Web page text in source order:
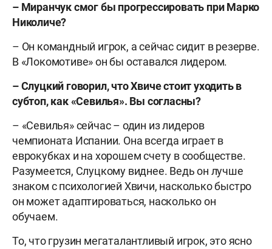
– Миранчук смог бы прогрессировать при Марко
Николиче?
– Он командный игрок, а сейчас сидит в резерве.
В «Локомотиве» он бы оставался лидером.
– Слуцкий говорил, что Хвиче стоит уходить в
субтоп, как «Севилья». Вы согласны?
– «Севилья» сейчас – один из лидеров
чемпионата Испании. Она всегда играет в
еврокубках и на хорошем счету в сообществе.
Разумеется, Слуцкому виднее. Ведь он лучше
знаком с психологией Хвичи, насколько быстро
он может адаптироваться, насколько он
обучаем.
То, что грузин мегаталантливый игрок, это ясно